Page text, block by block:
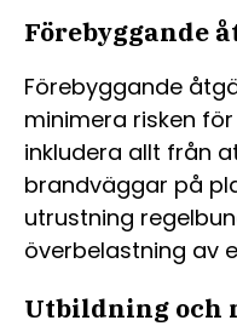
Förebyggande
Förebyggande
minimera risken
inkludera allt från
brandväggar på
utrustning
överbelastning av
Utbildning och